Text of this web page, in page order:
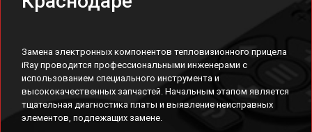
Замена электронных компонентов тепловизионного прицела
iRay проводится профессиональными инженерами с
использованием специального инструмента и
высококачественных запчастей. Начальным этапом является
тщательная диагностика платы и выявление неисправных
элементов, подлежащих замене.